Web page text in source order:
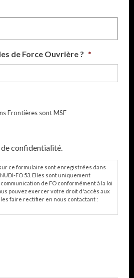
de Force Ouvrière ? *
Frontières sont MSF
de confidentialité.
ce formulaire sont enregistrées dans
FO 53. Elles sont uniquement
de FO conformément à la loi
pouvez exercer votre droit d'accès aux
faire rectifier en nous contactant :